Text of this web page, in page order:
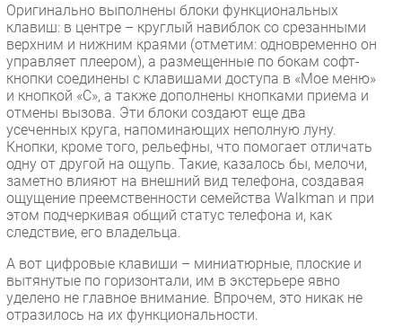
Аналитика
Интервью
Мероприятия
Проекты
IT класс
Тестовый стенд
Каталог компаний
Оригинально выполнены блоки функциональных
клавиш: в центре – круглый навиблок со срезанными
верхним и нижним краями (отметим: одновременно он
управляет плеером), а размещенные по бокам софт-
кнопки соединены с клавишами доступа в «Мое меню»
и кнопкой «С», а также дополнены кнопками приема и
отмены вызова. Эти блоки создают еще два
усеченных круга, напоминающих неполную луну.
Кнопки, кроме того, рельефны, что помогает отличать
одну от другой на ощупь. Такие, казалось бы, мелочи,
заметно влияют на внешний вид телефона, создавая
ощущение преемственности семейства Walkman и при
этом подчеркивая общий статус телефона и, как
следствие, его владельца.
А вот цифровые клавиши – миниатюрные, плоские и
вытянутые по горизонтали, им в экстерьере явно
уделено не главное внимание. Впрочем, это никак не
отразилось на их функциональности.